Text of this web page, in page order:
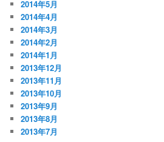
2014年5月
2014年4月
2014年3月
2014年2月
2014年1月
2013年12月
2013年11月
2013年10月
2013年9月
2013年8月
2013年7月